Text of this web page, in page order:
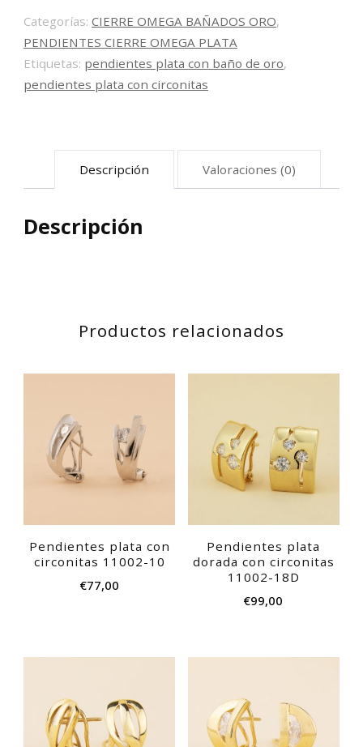
05D
cantidad
Categorías: CIERRE OMEGA BAÑADOS ORO,
PENDIENTES CIERRE OMEGA PLATA
Etiquetas: pendientes plata con baño de oro,
pendientes plata con circonitas
Descripción Valoraciones (0)
Descripción
Productos relacionados
Pendientes plata con
circonitas 11002-10
€77,00
Pendientes plata
dorada con circonitas
11002-18D
€99,00